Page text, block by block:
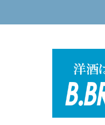
洋酒量
20歳未満へのお